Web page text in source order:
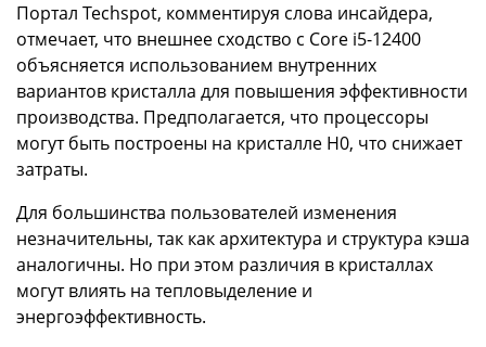
Портал Techspot, комментируя слова инсайдера,
отмечает, что внешнее сходство с Core i5-12400
объясняется использованием внутренних
вариантов кристалла для повышения эффективности
производства. Предполагается, что процессоры
могут быть построены на кристалле H0, что снижает
затраты.
Для большинства пользователей изменения
незначительны, так как архитектура и структура кэша
аналогичны. Но при этом различия в кристаллах
могут влиять на тепловыделение и
энергоэффективность.